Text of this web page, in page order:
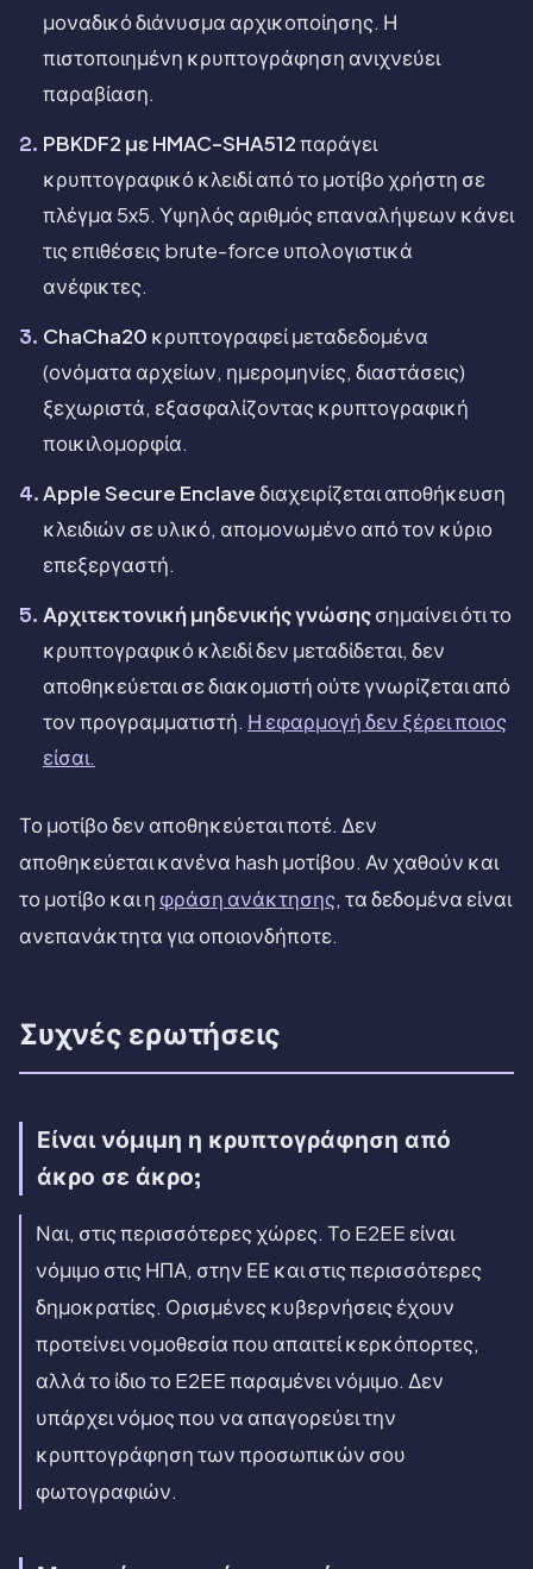
μοναδικό διάνυσμα αρχικοποίησης. Η
πιστοποιημένη κρυπτογράφηση ανιχνεύει
παραβίαση.
PBKDF2 με HMAC-SHA512παράγει
κρυπτογραφικό κλειδί από το μοτίβο χρήστη σε
πλέγμα 5x5. Υψηλός αριθμός επαναλήψεων κάνει
τις επιθέσεις brute-force υπολογιστικά
ανέφικτες.
ChaCha20 κρυπτογραφεί μεταδεδομένα
(ονόματα αρχείων, ημερομηνίες, διαστάσεις)
ξεχωριστά, εξασφαλίζοντας κρυπτογραφική
ποικιλομορφία.
Apple Secure Enclaveδιαχειρίζεται αποθήκευση
κλειδιών σε υλικό, απομονωμένο από τον κύριο
επεξεργαστή.
Αρχιτεκτονική μηδενικής γνώσηςσημαίνει ότι το
κρυπτογραφικό κλειδί δεν μεταδίδεται, δεν
αποθηκεύεται σε διακομιστή ούτε γνωρίζεται από
τον προγραμματιστή. Η εφαρμογή δεν ξέρει ποιος
είσαι.
Το μοτίβο δεν αποθηκεύεται ποτέ. Δεν
αποθηκεύεται κανένα hash μοτίβου. Αν χαθούν και
το μοτίβο και η φράση ανάκτησης, τα δεδομένα είναι
ανεπανάκτητα για οποιονδήποτε.
Συχνές ερωτήσεις
Είναι νόμιμη η κρυπτογράφηση από
άκρο σε άκρο;
Ναι, στις περισσότερες χώρες. Το E2EE είναι
νόμιμο στις ΗΠΑ, στην ΕΕ και στις περισσότερες
δημοκρατίες. Ορισμένες κυβερνήσεις έχουν
προτείνει νομοθεσία που απαιτεί κερκόπορτες,
αλλά το ίδιο το E2EE παραμένει νόμιμο. Δεν
υπάρχει νόμος που να απαγορεύει την
κρυπτογράφηση των προσωπικών σου
φωτογραφιών.